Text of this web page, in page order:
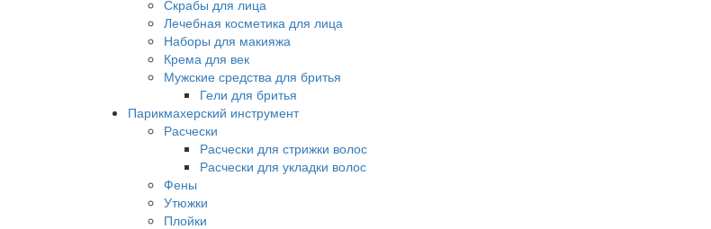
Скрабы для лица
Лечебная косметика для лица
Наборы для макияжа
Крема для век
Мужские средства для бритья
Гели для бритья
Парикмахерский инструмент
Расчески
Расчески для стрижки волос
Расчески для укладки волос
Фены
Утюжки
Плойки